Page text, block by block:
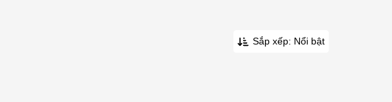
Sắp xếp: Nổi bật